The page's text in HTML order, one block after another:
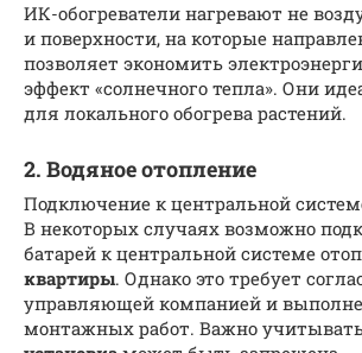
ИК-обогреватели нагревают не
и поверхности, на которые
позволяет экономить
эффект «солнечного тепла». Они
для локального обогрева растений.
2. Водяное отопление
Подключение к центральной
В некоторых случаях возможно
батарей к центральной системе
квартиры. Однако это требует
управляющей компанией и
монтажных работ. Важно